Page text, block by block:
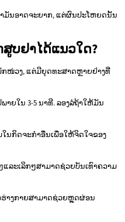
ມັນອາດຈະຍາກ, ແຕ່ຜົນປະໂຫຍດນັ້ນ
ບຢາໄດ້ແນວໃດ?
ໜ່ວງ, ແຕ່ມີຍຸດທະສາດຫຼາຍຢ່າງທີ່
າຍໃນ 3-5 ນາທີ. ລອງລໍຖ້າໃຫ້ມັນ
ນກິດຈະກໍາອື່ນເພື່ອໃຫ້ຈິດໃຈຂອງ
ລະເລິກໆສາມາດຊ່ວຍບັນເທົາຄວາມ
ຮ່າງກາຍສາມາດຊ່ວຍຫຼຸດຜ່ອນ